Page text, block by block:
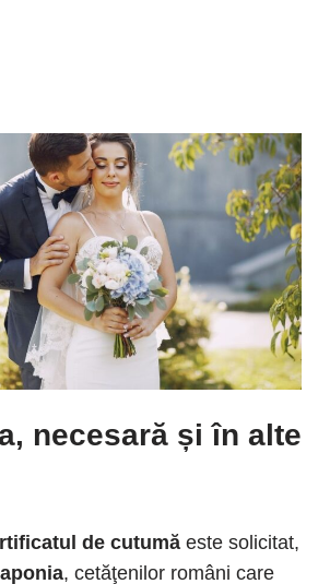
necesară și în alte
de cutumă este solicitat,
, cetăţenilor români care